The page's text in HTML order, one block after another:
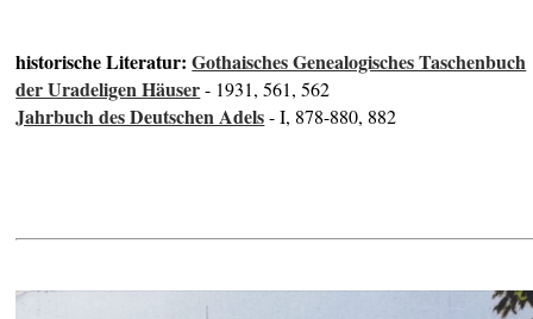
historische Literatur:Gothaisches Genealogisches Taschenbuch
der Uradeligen Häuser- 1931, 561, 562
Jahrbuch des Deutschen Adels- I, 878-880, 882